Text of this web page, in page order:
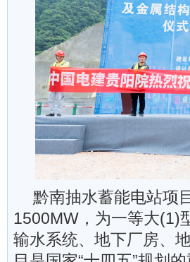
黔南抽水蓄能电站项
1500MW，为一等大(1)
输水系统、地下厂房、